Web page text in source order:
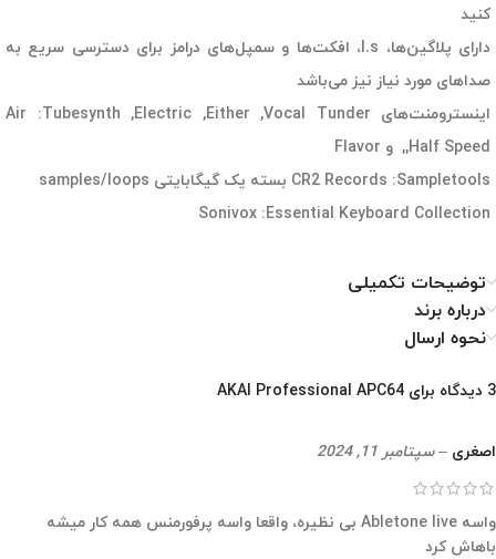
کنید
دارای پلاگین‌ها، I.s، افکت‌ها و سمپل‌های درامز برای دسترسی سریع به
صداهای مورد نیاز نیز می‌باشد
اینسترومنت‌های Air :Tubesynth ,Electric ,Either ,Vocal Tunder
,Half Speed, و Flavor
CR2 Records :Sampletools بسته یک گیگابایتی samples/loops
Sonivox :Essential Keyboard Collection
توضیحات تکمیلی
درباره برند
نحوه ارسال
3 دیدگاه برای AKAI Professional APC64
اصغری – سپتامبر 11, 2024
واسه Abletone live بی نظیره، واقعا واسه پرفورمنس همه کار میشه
باهاش کرد